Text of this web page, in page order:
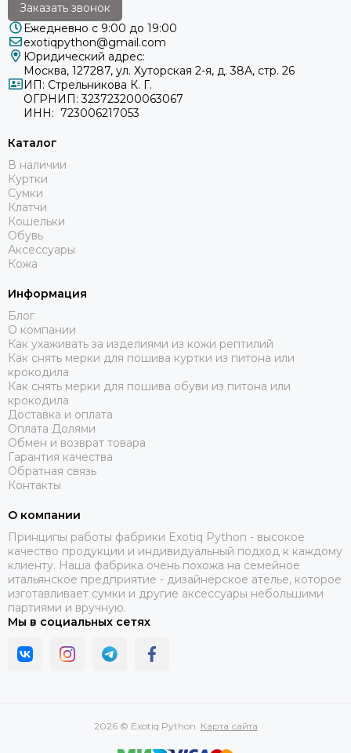
Заказать звонок
Ежедневно с 9:00 до 19:00
exotiqpython@gmail.com
Юридический адрес:
Москва, 127287, ул. Хуторская 2-я, д. 38А, стр. 26
ИП: Стрельникова К. Г.
ОГРНИП: 323723200063067
ИНН: 723006217053
Каталог
В наличии
Куртки
Сумки
Клатчи
Кошельки
Обувь
Аксессуары
Кожа
Информация
Блог
О компании
Как ухаживать за изделиями из кожи рептилий
Как снять мерки для пошива куртки из питона или
крокодила
Как снять мерки для пошива обуви из питона или
крокодила
Доставка и оплата
Оплата Долями
Обмен и возврат товара
Гарантия качества
Обратная связь
Контакты
О компании
Принципы работы фабрики Exotiq Python - высокое
качество продукции и индивидуальный подход к каждому
клиенту. Наша фабрика очень похожа на семейное
итальянское предприятие - дизайнерское ателье, которое
изготавливает сумки и другие аксессуары небольшими
партиями и вручную.
Мы в социальных сетях
2026 © Exotiq Python. Карта сайта